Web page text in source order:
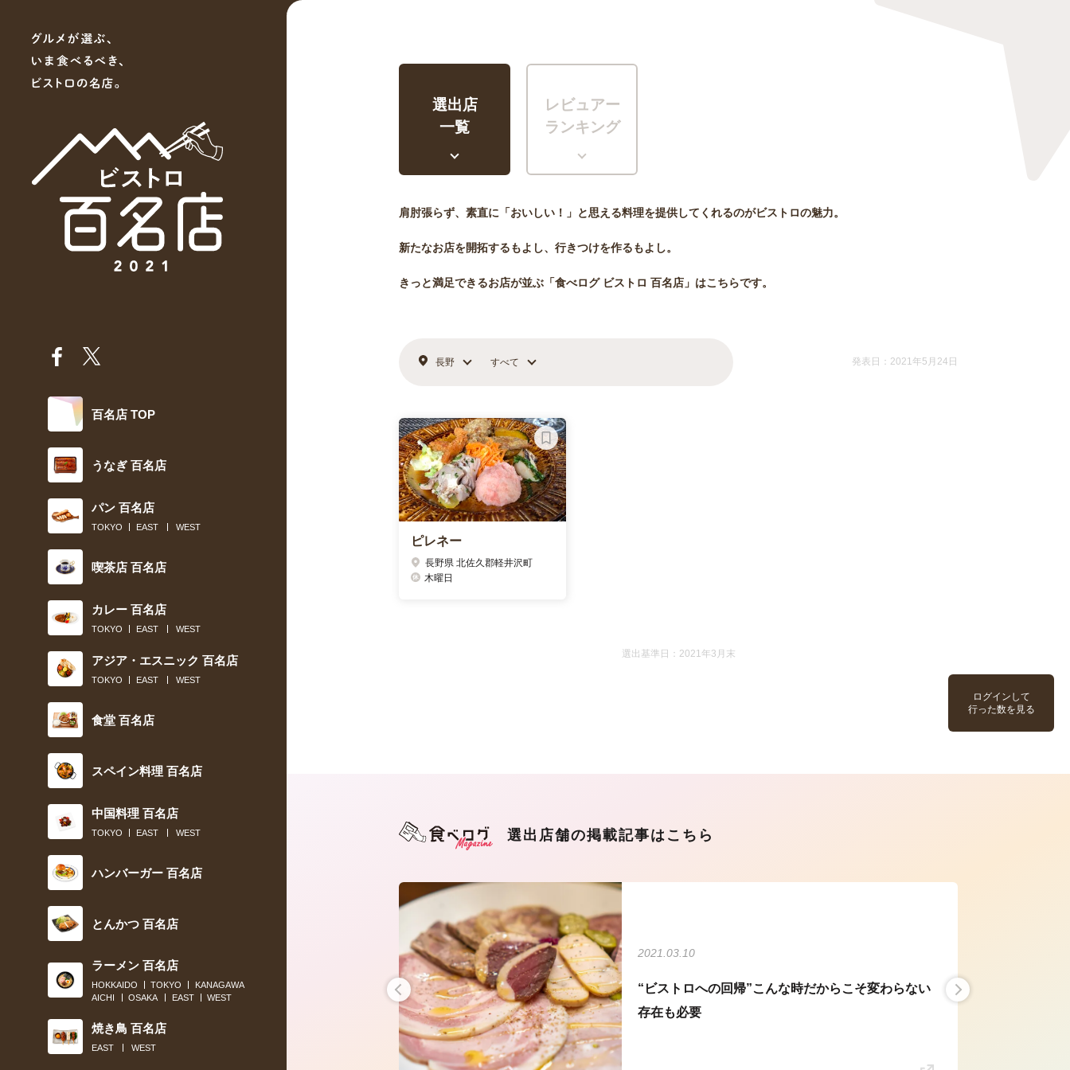
百名店 TOP
うなぎ 百名店
パン 百名店
TOKYO EAST WEST
喫茶店 百名店
カレー 百名店
TOKYO EAST WEST
アジア・エスニック 百名店
TOKYO EAST WEST
食堂 百名店
スペイン料理 百名店
中国料理 百名店
TOKYO EAST WEST
ハンバーガー 百名店
とんかつ 百名店
ラーメン 百名店
HOKKAIDO TOKYO
KANAGAWA
AICHI
OSAKA EAST WEST
焼き鳥 百名店
EAST WEST
選出店
一覧
レビュアー
ランキング
肩肘張らず、素直に「おいしい！」と思える料理を提供してくれるのがビストロの魅力。
新たなお店を開拓するもよし、行きつけを作るもよし。
きっと満足できるお店が並ぶ「食べログ ビストロ 百名店」はこちらです。
長野 すべて 発表日：2021年5月24日
ピレネー
長野県 北佐久郡軽井沢町
木曜日
選出基準日：2021年3月末
ログインして
行った数を見る
選出店舗の掲載記事はこちら
2021年流行る店を食通が予想！ オーセン
2021.03.10
“ビストロへの回帰”こんな時だからこそ変わらない
存在も必要